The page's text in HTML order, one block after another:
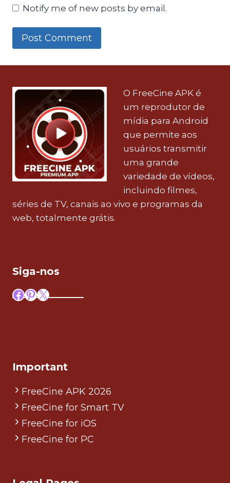
Notify me of new posts by email.
O FreeCine APK é
um reprodutor de
mídia para Android
que permite aos
usuários transmitir
uma grande
variedade de vídeos,
incluindo filmes,
séries de TV, canais ao vivo e programas da
web, totalmente grátis.
Siga-nos
Facebook
Pinterest
X
Important
FreeCine APK 2026
FreeCine for Smart TV
FreeCine for iOS
FreeCine for PC